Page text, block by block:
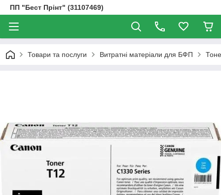
ПП "Бест Прінт" (31107469)
Товари та послуги Витратні матеріали для БФП